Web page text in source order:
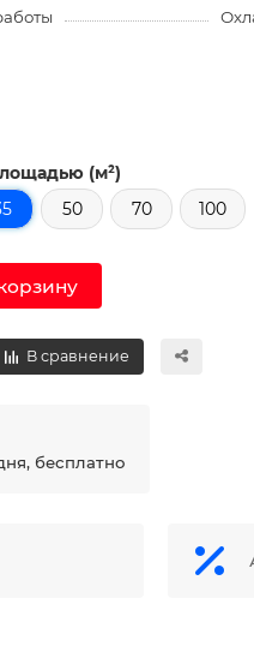
(м²)
50 70 100
В сравнение
бесплатно